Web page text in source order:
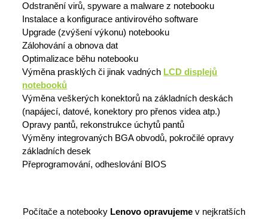
Odstranění virů, spyware a malware z notebooku
Instalace a konfigurace antivirového software
Upgrade (zvýšení výkonu) notebooku
Zálohování a obnova dat
Optimalizace běhu notebooku
Výměna prasklých či jinak vadných LCD displejů
notebooků
Výměna veškerých konektorů na základních deskách
(napájecí, datové, konektory pro přenos videa atp.)
Opravy pantů, rekonstrukce úchytů pantů
Výměny integrovaných BGA obvodů, pokročilé opravy
základních desek
Přeprogramování, odheslování BIOS
Počítače a notebooky Lenovo opravujeme v nejkratších